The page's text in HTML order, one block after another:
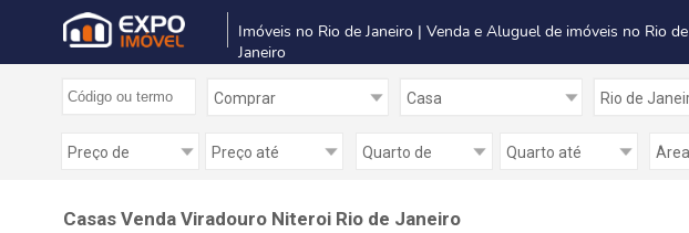
Imóveis no Rio de Janeiro | Venda e Aluguel de imóveis no Rio de
Janeiro
Casas Venda Viradouro Niteroi Rio de Janeiro